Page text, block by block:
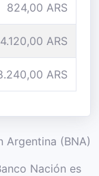
824,00 ARS
4.120,00 ARS
ARS
Argentina (BNA)
Nación es